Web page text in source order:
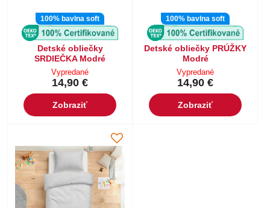
100% bavlna soft
Detské obliečky
SRDIEČKA Modré
Vypredané
14,90 €
Zobraziť
100% bavlna soft
Detské obliečky PRÚŽKY
Modré
Vypredané
14,90 €
Zobraziť